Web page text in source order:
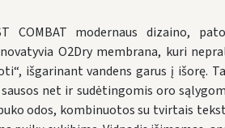
COMBAT modernaus dizaino,
O2Dry membrana, kuri
išgarinant vandens garus į
net ir sudėtingomis oro
odos, kombinuotos su tvirtais